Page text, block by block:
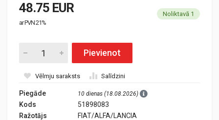
48.75 EUR
ar PVN 21%
Noliktavā 1
Pievienot
Vēlmju saraksts Salīdzini
Piegāde 10 dienas (18.08.2026)
Kods
51898083
Ražotājs
FIAT/ALFA/LANCIA